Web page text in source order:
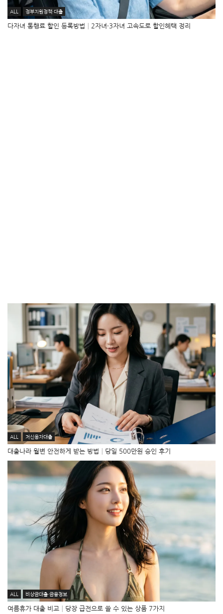
ALL 정부지원정책·대출
다자녀 통행료 할인 등록방법│2자녀·3자녀 고속도로 할인혜택 정리
ALL 저신용자대출
대출나라 월변 안전하게 받는 방법│당일 500만원 승인 후기
ALL 비상금대출·금융정보
여름휴가 대출 비교│당장 급전으로 쓸 수 있는 상품 7가지